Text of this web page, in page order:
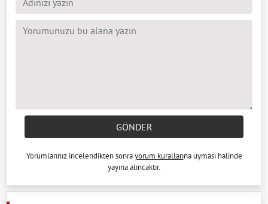
GÖNDER
Yorumlarınız incelendikten sonrayorum kurallarına uyması halinde
yayına alıncaktır.